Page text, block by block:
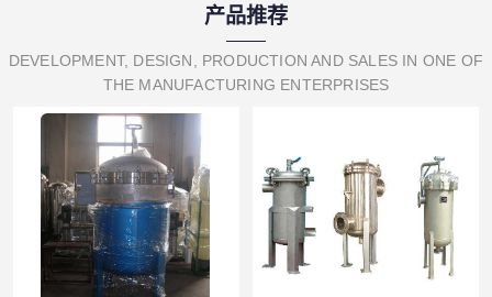
产品推荐
DEVELOPMENT, DESIGN, PRODUCTION AND SALES IN ONE OF
THE MANUFACTURING ENTERPRISES